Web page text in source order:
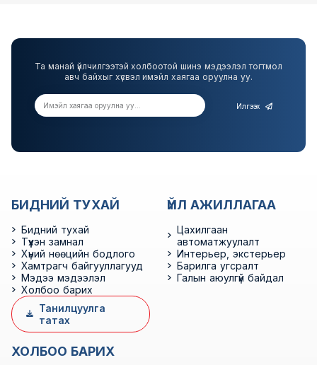
Та манай үйлчилгээтэй холбоотой шинэ мэдээлэл тогтмол
авч байхыг хүсвэл имэйл хаягаа оруулна уу.
Илгээх
БИДНИЙ ТУХАЙ
Бидний тухай
Түүхэн замнал
Хүний нөөцийн бодлого
Хамтрагч байгууллагууд
Мэдээ мэдээлэл
Холбоо барих
Танилцуулга
татах
ҮЙЛ АЖИЛЛАГАА
Цахилгаан
автоматжуулалт
Интерьер, экстерьер
Барилга угсралт
Галын аюулгүй байдал
ХОЛБОО БАРИХ